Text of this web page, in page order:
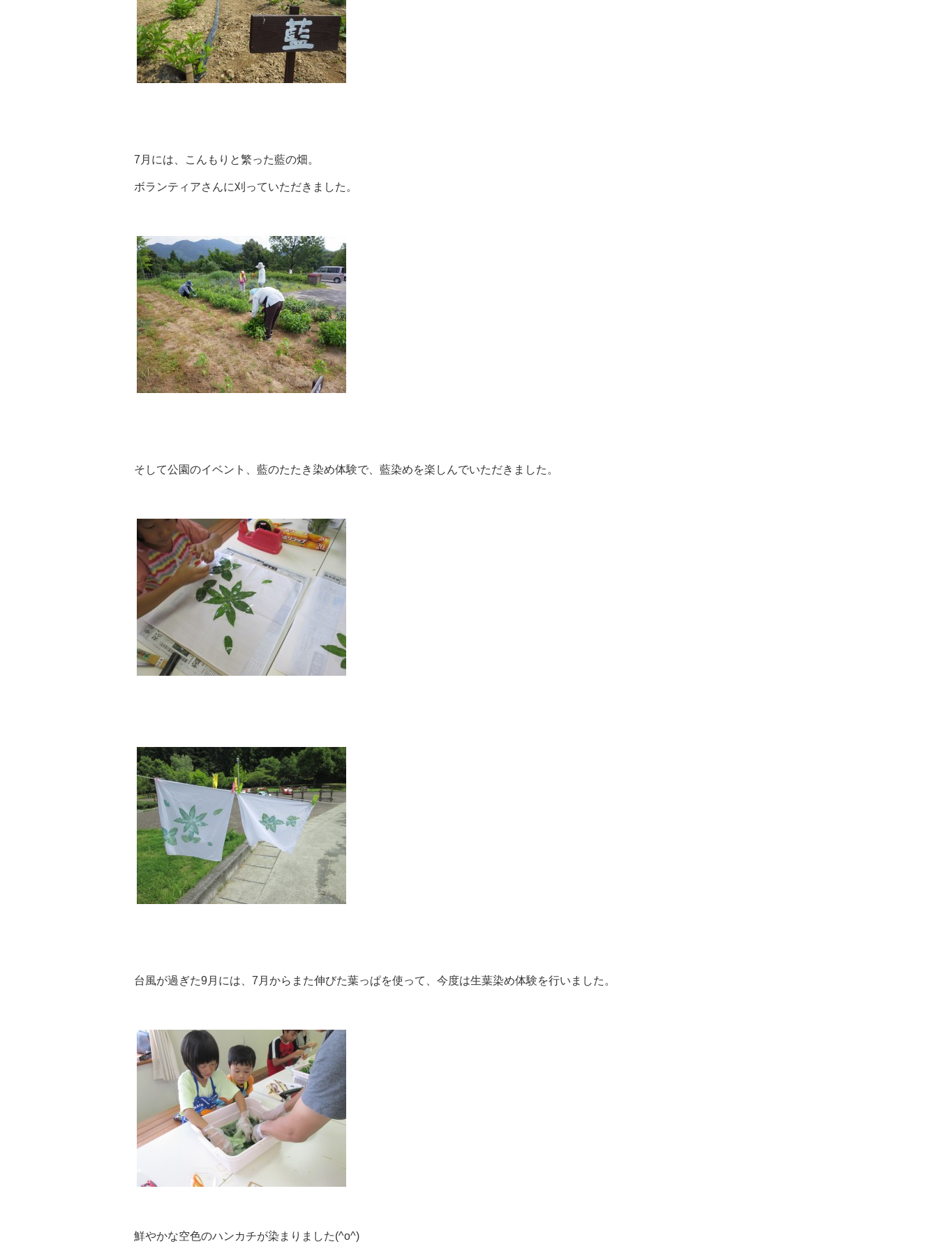
7月には、こんもりと繁った藍の畑。
ボランティアさんに刈っていただきました。
そして公園のイベント、藍のたたき染め体験で、藍染めを楽しんでいただきました。
台風が過ぎた9月には、7月からまた伸びた葉っぱを使って、今度は生葉染め体験を行いました。
鮮やかな空色のハンカチが染まりました(^o^)